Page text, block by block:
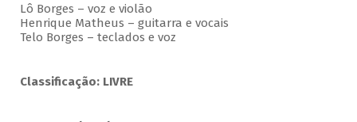
Lô Borges – voz e violão
Henrique Matheus – guitarra e vocais
Telo Borges – teclados e voz
Classificação: LIVRE